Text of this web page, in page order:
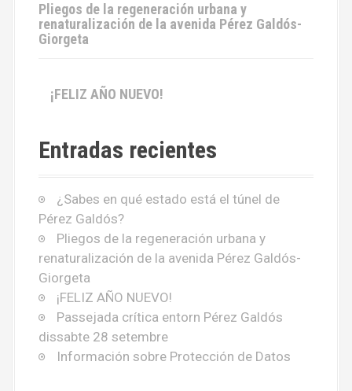
Pliegos de la regeneración urbana y
renaturalización de la avenida Pérez Galdós-
Giorgeta
¡FELIZ AÑO NUEVO!
Entradas recientes
¿Sabes en qué estado está el túnel de
Pérez Galdós?
Pliegos de la regeneración urbana y
renaturalización de la avenida Pérez Galdós-
Giorgeta
¡FELIZ AÑO NUEVO!
Passejada crítica entorn Pérez Galdós
dissabte 28 setembre
Información sobre Protección de Datos